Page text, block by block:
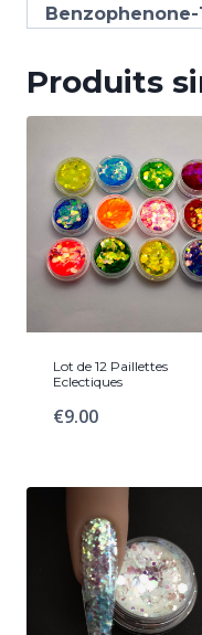
Benzophenone-
Produits
Lot de 12 Paillettes
Eclectiques
€9.00